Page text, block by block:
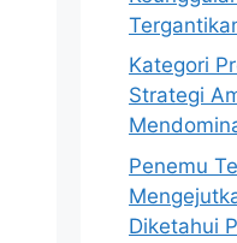
Kategori
Strategi
Penemu
Diketahui